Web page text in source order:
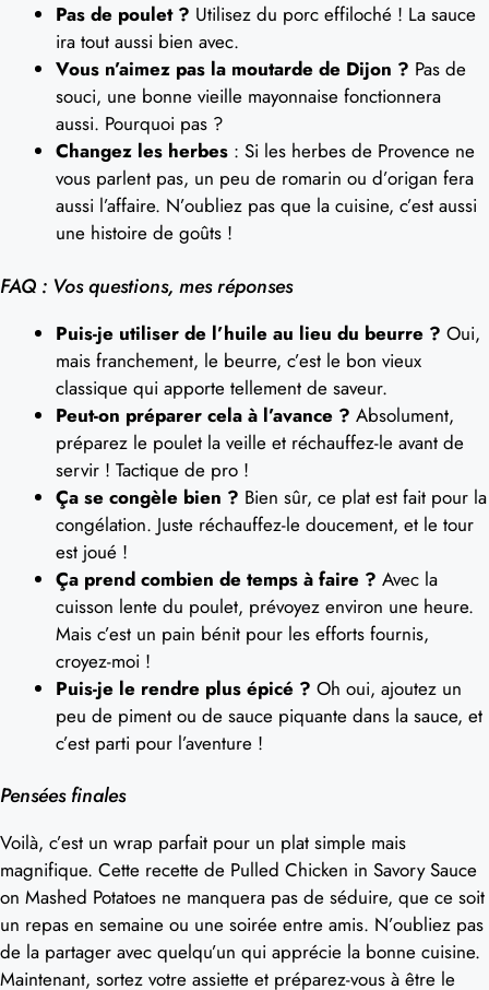
Pas de poulet ? Utilisez du porc effiloché ! La sauce
ira tout aussi bien avec.
Vous n’aimez pas la moutarde de Dijon ? Pas de
souci, une bonne vieille mayonnaise fonctionnera
aussi. Pourquoi pas ?
Changez les herbes : Si les herbes de Provence ne
vous parlent pas, un peu de romarin ou d’origan fera
aussi l’affaire. N’oubliez pas que la cuisine, c’est aussi
une histoire de goûts !
FAQ : Vos questions, mes réponses
Puis-je utiliser de l’huile au lieu du beurre ? Oui,
mais franchement, le beurre, c’est le bon vieux
classique qui apporte tellement de saveur.
Peut-on préparer cela à l’avance ? Absolument,
préparez le poulet la veille et réchauffez-le avant de
servir ! Tactique de pro !
Ça se congèle bien ? Bien sûr, ce plat est fait pour la
congélation. Juste réchauffez-le doucement, et le tour
est joué !
Ça prend combien de temps à faire ? Avec la
cuisson lente du poulet, prévoyez environ une heure.
Mais c’est un pain bénit pour les efforts fournis,
croyez-moi !
Puis-je le rendre plus épicé ? Oh oui, ajoutez un
peu de piment ou de sauce piquante dans la sauce, et
c’est parti pour l’aventure !
Pensées finales
Voilà, c’est un wrap parfait pour un plat simple mais
magnifique. Cette recette de Pulled Chicken in Savory Sauce
on Mashed Potatoes ne manquera pas de séduire, que ce soit
un repas en semaine ou une soirée entre amis. N’oubliez pas
de la partager avec quelqu’un qui apprécie la bonne cuisine.
Maintenant, sortez votre assiette et préparez-vous à être le